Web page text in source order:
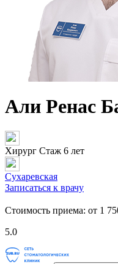
Али Ренас
Хирург Стаж 6 лет
Сухаревская
Записаться к врачу
Стоимость приема: от 1
5.0